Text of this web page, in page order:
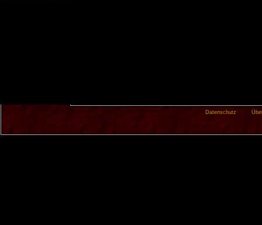
Datenschutz